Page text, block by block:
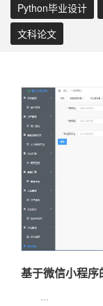
Python毕业设计
文科论文
...